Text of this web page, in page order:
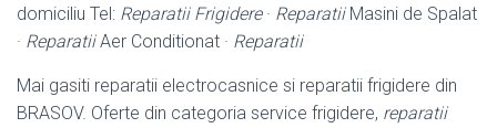
domiciliu Tel: Reparatii Frigidere· ReparatiiMasini de Spalat
· ReparatiiAer Conditionat · Reparatii
Mai gasiti reparatii electrocasnice si reparatii frigidere din
BRASOV. Oferte din categoria service frigidere, reparatii